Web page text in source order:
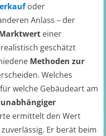
oder
Anlass – der
einer
geschätzt
Methoden zur
Welches
für welche Gebäudeart am
unabhängiger
ermittelt den Wert
Er berät beim